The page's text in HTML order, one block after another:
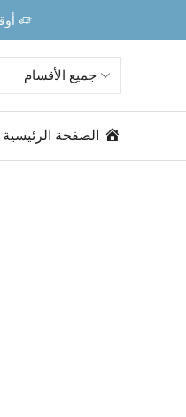
الصفحة الرئيسية